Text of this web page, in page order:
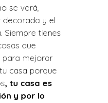
se verá,
y el
Siempre tienes
que
para mejorar
casa porque
, tu casa es
y por lo